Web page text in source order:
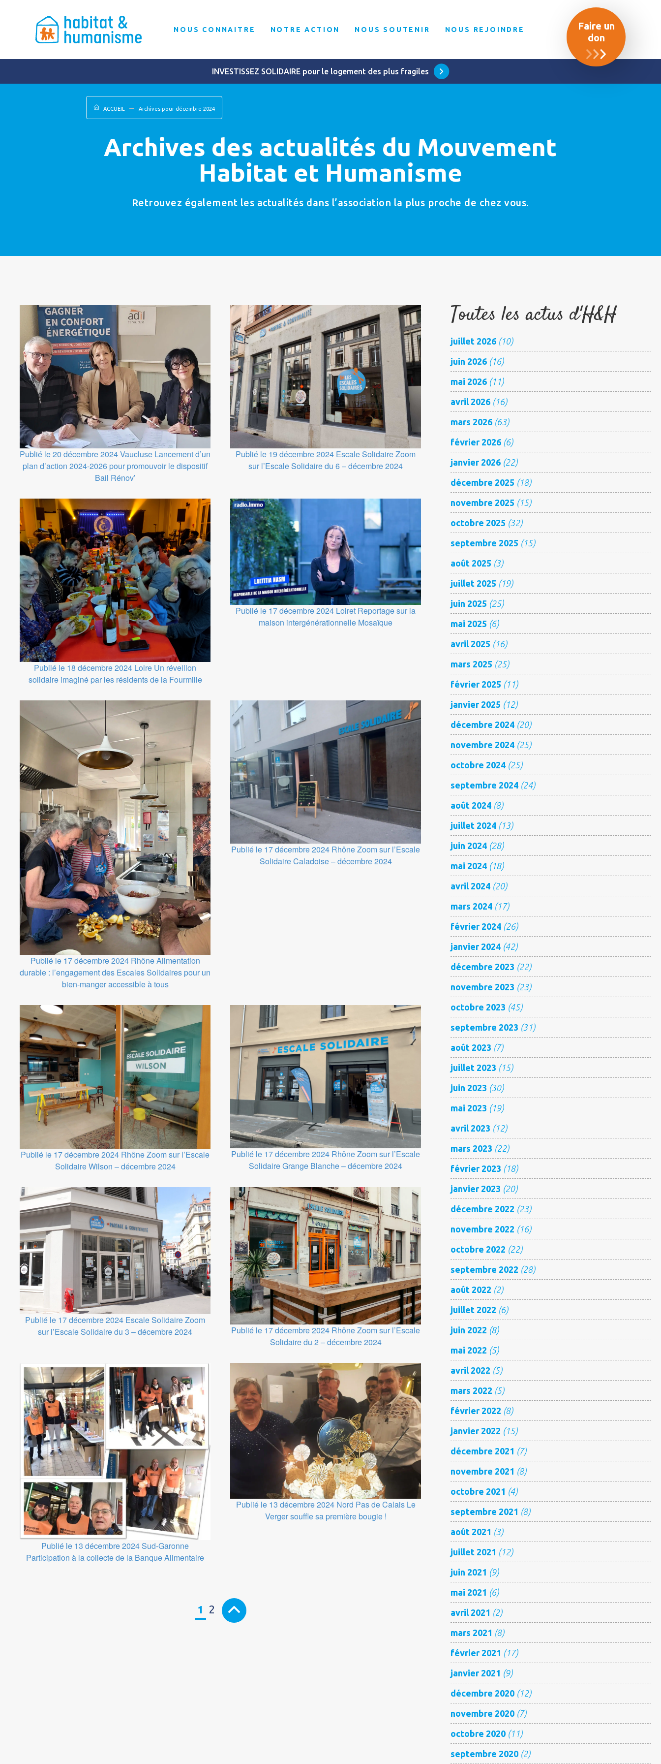
NOUS CONNAITRE NOTRE ACTION NOUS SOUTENIR NOUS REJOINDRE
Faire un
don
INVESTISSEZ SOLIDAIRE pour le logement des plus fragiles
ACCUEIL Archives pour décembre 2024
Archives des actualités du Mouvement
Habitat et Humanisme
Retrouvez également les actualités dans l’association la plus proche de chez vous.
Publié le 20 décembre 2024Vaucluse Lancement d’un
plan d’action 2024-2026 pour promouvoir le dispositif
Bail Rénov’
Publié le 19 décembre 2024 Escale SolidaireZoom
sur l’Escale Solidaire du 6 – décembre 2024
Publié le 18 décembre 2024 Loire Un réveillon
solidaire imaginé par les résidents de la Fourmille
Publié le 17 décembre 2024 Loiret Reportage sur la
maison intergénérationnelle Mosaïque
Publié le 17 décembre 2024 RhôneAlimentation
durable : l’engagement des Escales Solidaires pour un
bien-manger accessible à tous
Publié le 17 décembre 2024 RhôneZoom sur l’Escale
Solidaire Caladoise – décembre 2024
Publié le 17 décembre 2024 RhôneZoom sur l’Escale
Solidaire Wilson – décembre 2024
Publié le 17 décembre 2024 RhôneZoom sur l’Escale
Solidaire Grange Blanche – décembre 2024
Publié le 17 décembre 2024 Escale SolidaireZoom
sur l’Escale Solidaire du 3 – décembre 2024
Publié le 17 décembre 2024 RhôneZoom sur l’Escale
Solidaire du 2 – décembre 2024
Publié le 13 décembre 2024Sud-Garonne
Participation à la collecte de la Banque Alimentaire
Publié le 13 décembre 2024 Nord Pas de Calais Le
Verger souffle sa première bougie !
1 2
Toutes les actus d'H&H
juillet 2026 (10)
juin 2026 (16)
mai 2026 (11)
avril 2026 (16)
mars 2026 (63)
février 2026 (6)
janvier 2026 (22)
décembre 2025 (18)
novembre 2025 (15)
octobre 2025 (32)
septembre 2025 (15)
août 2025 (3)
juillet 2025 (19)
juin 2025 (25)
mai 2025 (6)
avril 2025 (16)
mars 2025 (25)
février 2025 (11)
janvier 2025 (12)
décembre 2024 (20)
novembre 2024 (25)
octobre 2024 (25)
septembre 2024 (24)
août 2024 (8)
juillet 2024 (13)
juin 2024 (28)
mai 2024 (18)
avril 2024 (20)
mars 2024 (17)
février 2024 (26)
janvier 2024 (42)
décembre 2023 (22)
novembre 2023 (23)
octobre 2023 (45)
septembre 2023 (31)
août 2023 (7)
juillet 2023 (15)
juin 2023 (30)
mai 2023 (19)
avril 2023 (12)
mars 2023 (22)
février 2023 (18)
janvier 2023 (20)
décembre 2022 (23)
novembre 2022 (16)
octobre 2022 (22)
septembre 2022 (28)
août 2022 (2)
juillet 2022 (6)
juin 2022 (8)
mai 2022 (5)
avril 2022 (5)
mars 2022 (5)
février 2022 (8)
janvier 2022 (15)
décembre 2021 (7)
novembre 2021 (8)
octobre 2021 (4)
septembre 2021 (8)
août 2021 (3)
juillet 2021 (12)
juin 2021 (9)
mai 2021 (6)
avril 2021 (2)
mars 2021 (8)
février 2021 (17)
janvier 2021 (9)
décembre 2020 (12)
novembre 2020 (7)
octobre 2020 (11)
septembre 2020 (2)